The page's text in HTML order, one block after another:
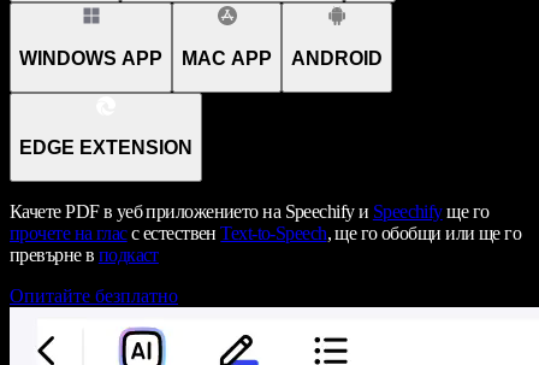
WINDOWS APP MAC APP ANDROID
EDGE EXTENSION
Качете PDF в уеб приложението на Speechify и Speechifyще го
прочете на гласс естественText-to-Speech, ще го обобщи или ще го
превърне в подкаст
Опитайте безплатно